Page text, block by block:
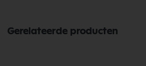
Bekijk meer Nilfisk Onderdelen
Gerelateerde producten